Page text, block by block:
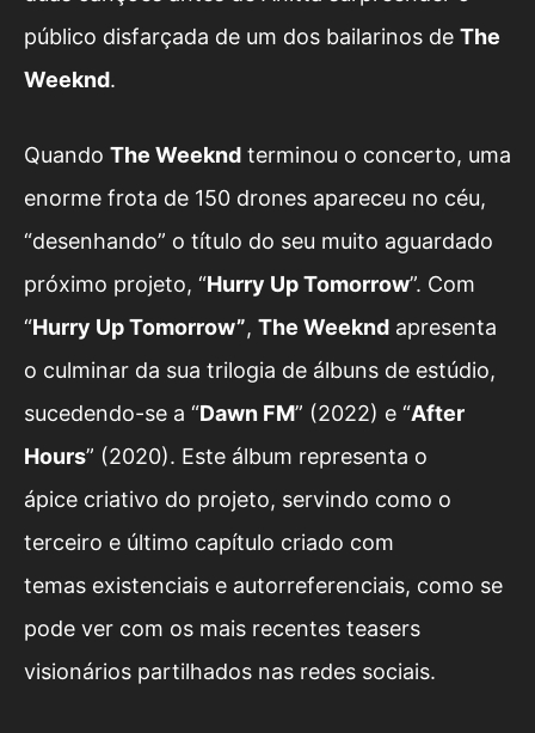
público disfarçada de um dos bailarinos de The
Weeknd.
Quando The Weeknd terminou o concerto, uma
enorme frota de 150 drones apareceu no céu,
“desenhando” o título do seu muito aguardado
próximo projeto, “Hurry Up Tomorrow”. Com
“Hurry Up Tomorrow”, The Weeknd apresenta
o culminar da sua trilogia de álbuns de estúdio,
sucedendo-se a “Dawn FM” (2022) e “After
Hours” (2020). Este álbum representa o
ápice criativo do projeto, servindo como o
terceiro e último capítulo criado com
temas existenciais e autorreferenciais, como se
pode ver com os mais recentes teasers
visionários partilhados nas redes sociais.